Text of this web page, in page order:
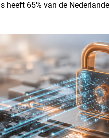
heeft 65% van de
Happening Online & AI?
trendrapport van Ruigrok